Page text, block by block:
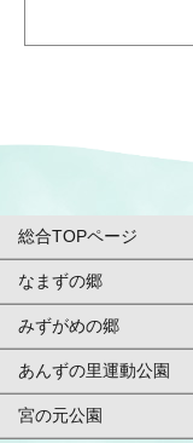
総合TOPページ
総合TOPページ
利用案内・申請
ご予約方法
なまずの郷
TOPページ
基本情報
みずがめの郷
TOPページ
基本情報
あんずの里運動公園
TOPページ
宮の元公園